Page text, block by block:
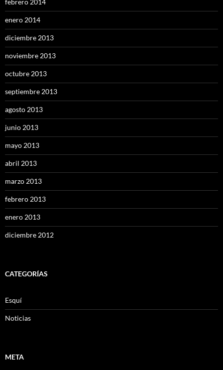
febrero 2014
enero 2014
diciembre 2013
noviembre 2013
octubre 2013
septiembre 2013
agosto 2013
junio 2013
mayo 2013
abril 2013
marzo 2013
febrero 2013
enero 2013
diciembre 2012
CATEGORÍAS
Esquí
Noticias
META